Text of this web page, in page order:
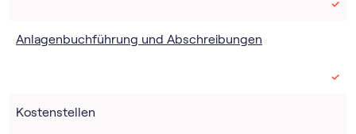
Anlagenbuchführung und Abschreibungen
Kostenstellen